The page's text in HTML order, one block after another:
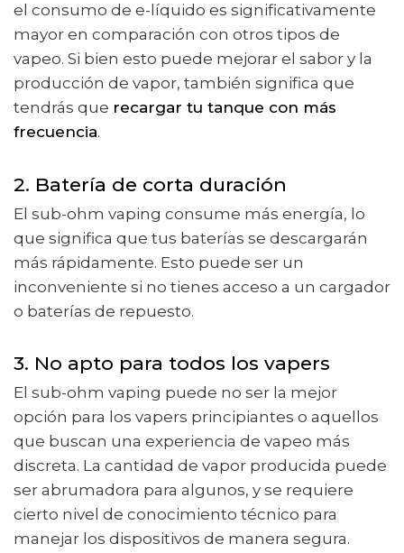
el consumo de e-líquido es significativamente
mayor en comparación con otros tipos de
vapeo. Si bien esto puede mejorar el sabor y la
producción de vapor, también significa que
tendrás que recargar tu tanque con más
frecuencia.
2. Batería de corta duración
El sub-ohm vaping consume más energía, lo
que significa que tus baterías se descargarán
más rápidamente. Esto puede ser un
inconveniente si no tienes acceso a un cargador
o baterías de repuesto.
3. No apto para todos los vapers
El sub-ohm vaping puede no ser la mejor
opción para los vapers principiantes o aquellos
que buscan una experiencia de vapeo más
discreta. La cantidad de vapor producida puede
ser abrumadora para algunos, y se requiere
cierto nivel de conocimiento técnico para
manejar los dispositivos de manera segura.